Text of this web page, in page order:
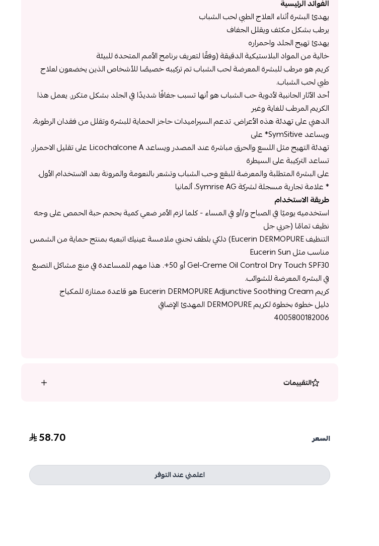
الفوائد الرئيسية
يهدئ البشرة أثناء العلاج الطبي لحب الشباب
يرطب بشكل مكثف ويقلل الجفاف
يهدئ تهيج الجلد واحمراره
خالية من المواد البلاستيكية الدقيقة (وفقًا لتعريف برنامج الأمم المتحدة للبيئة
كريم هو مرطب للبشرة المعرضة لحب الشباب تم تركيبه خصيصًا للأشخاص الذين يخضعون لعلاج
طبي لحب الشباب.
أحد الآثار الجانبية لأدوية حب الشباب هو أنها تسبب جفافًا شديدًا في الجلد بشكل متكرر. يعمل هذا
الكريم المرطب للغاية وغير
الدهني على تهدئة هذه الأعراض. ​​تدعم السيراميدات حاجز الحماية للبشرة وتقلل من فقدان الرطوبة،
ويساعد SymSitive* على
تهدئة التهيج مثل اللسع والحرق مباشرة عند المصدر ويساعد Licochalcone A على تقليل الاحمرار.
تساعد التركيبة على السيطرة
على البشرة المتطلبة والمعرضة للبقع وحب الشباب وتشعر بالنعومة والمرونة بعد الاستخدام الأول.
* علامة تجارية مسجلة لشركة Symrise AG، ألمانيا
طريقة الاستخدام
استخدميه يوميًا في الصباح و/أو في المساء - كلما لزم الأمر ضعي كمية بحجم حبة الحمص على وجه
نظيف تمامًا (جربي جل
التنظيف Eucerin DERMOPURE) دلكي بلطف تجنبي ملامسة عينيك اتبعيه بمنتج حماية من الشمس
مناسب مثل Eucerin Sun
Gel-Creme Oil Control Dry Touch SPF30 أو 50+. هذا مهم للمساعدة في منع مشاكل التصبغ
في البشرة المعرضة للشوائب.
كريم Eucerin DERMOPURE Adjunctive Soothing Cream هو قاعدة ممتازة للمكياج
دليل خطوة بخطوة لكريم DERMOPURE المهدئ الإضافي
4005800182006
التقييمات
السعر 58.70
اعلمني عند التوفر